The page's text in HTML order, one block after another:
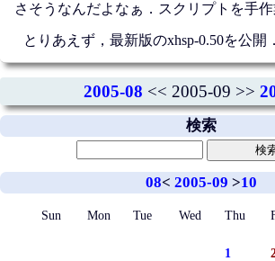
さそうなんだよなぁ．スクリプトを手作
とりあえず，最新版のxhsp-0.50を公開．
2005-08 << 2005-09 >>
検索
08< 2005-09 >10
Sun Mon Tue Wed Thu
1